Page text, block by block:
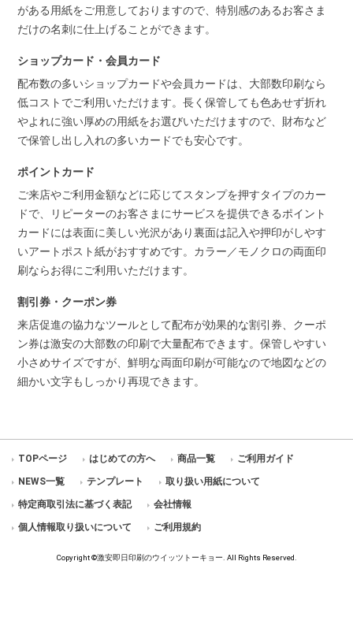
がある用紙をご用意しておりますので、特別感のあるお客さま
だけの名刺に仕上げることができます。
ショップカード・会員カード
配布数の多いショップカードや会員カードは、大部数印刷なら
低コストでご利用いただけます。長く保管しても色あせず折れ
やよれに強い厚めの用紙をお選びいただけますので、財布など
で保管し出し入れの多いカードでも安心です。
ポイントカード
ご来店やご利用金額などに応じてスタンプを押すタイプのカー
ドで、リピーターのお客さまにサービスを提供できるポイント
カードには表面に美しい光沢があり裏面は記入や押印がしやす
いアートポスト紙がおすすめです。カラー／モノクロの両面印
刷ならお得にご利用いただけます。
割引券・クーポン券
来店促進の協力なツールとして配布が効果的な割引券、クーポ
ン券は激安の大部数の印刷で大量配布できます。保管しやすい
小さめサイズですが、鮮明な両面印刷が可能なので地図などの
細かい文字もしっかり再現できます。
TOPページ はじめての方へ 商品一覧 ご利用ガイド
NEWS一覧 テンプレート 取り扱い用紙について
特定商取引法に基づく表記 会社情報
個人情報取り扱いについて ご利用規約
Copyright ©激安即日印刷のウイッツトーキョー . All Rights Reserved.